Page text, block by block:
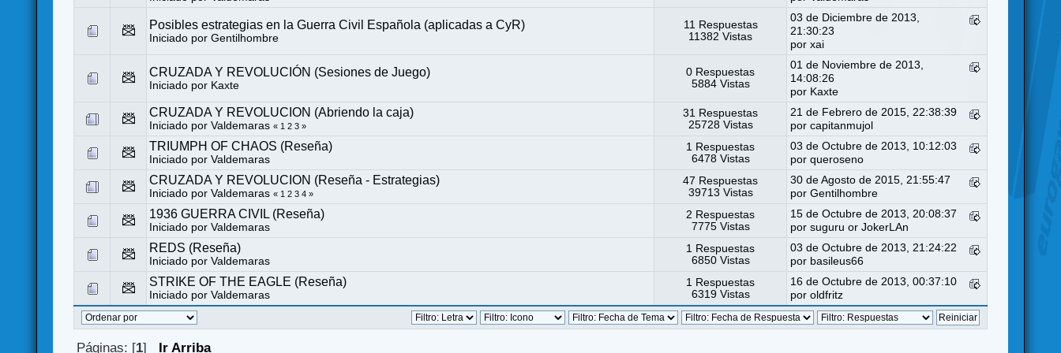
Posibles estrategias en la Guerra Civil Española (aplicadas a CyR)
Iniciado porGentilhombre
11 Respuestas
11382 Vistas
03 de Diciembre de 2013,
21:30:23
porxai
CRUZADA Y REVOLUCIÓN (Sesiones de Juego)
Iniciado por Kaxte
0 Respuestas
5884 Vistas
01 de Noviembre de 2013,
14:08:26
por Kaxte
CRUZADA Y REVOLUCION (Abriendo la caja)
Iniciado porValdemaras « 1 2 3 »
31 Respuestas
25728 Vistas
21 de Febrero de 2015, 22:38:39
porcapitanmujol
TRIUMPH OF CHAOS (Reseña)
Iniciado porValdemaras
1 Respuestas
6478 Vistas
03 de Octubre de 2013, 10:12:03
porqueroseno
CRUZADA Y REVOLUCION (Reseña - Estrategias)
Iniciado porValdemaras « 1 2 3 4 »
47 Respuestas
39713 Vistas
30 de Agosto de 2015, 21:55:47
porGentilhombre
1936 GUERRA CIVIL (Reseña)
Iniciado porValdemaras
2 Respuestas
7775 Vistas
15 de Octubre de 2013, 20:08:37
porsuguru or JokerLAn
REDS (Reseña)
Iniciado porValdemaras
1 Respuestas
6850 Vistas
03 de Octubre de 2013, 21:24:22
por basileus66
STRIKE OF THE EAGLE (Reseña)
Iniciado porValdemaras
1 Respuestas
6319 Vistas
16 de Octubre de 2013, 00:37:10
poroldfritz
Páginas: [1] Ir Arriba